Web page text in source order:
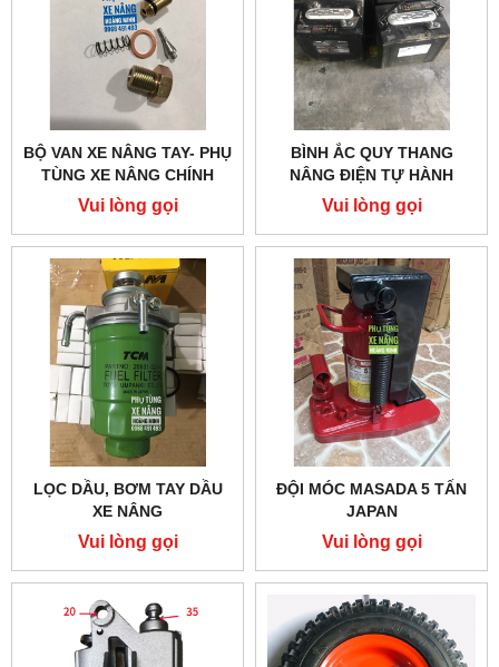
BỘ VAN XE NÂNG TAY- PHỤ
TÙNG XE NÂNG CHÍNH
HÃNG
Vui lòng gọi
BÌNH ẮC QUY THANG
NÂNG ĐIỆN TỰ HÀNH
Vui lòng gọi
LỌC DẦU, BƠM TAY DẦU
XE NÂNG
Vui lòng gọi
ĐỘI MÓC MASADA 5 TẤN
JAPAN
Vui lòng gọi